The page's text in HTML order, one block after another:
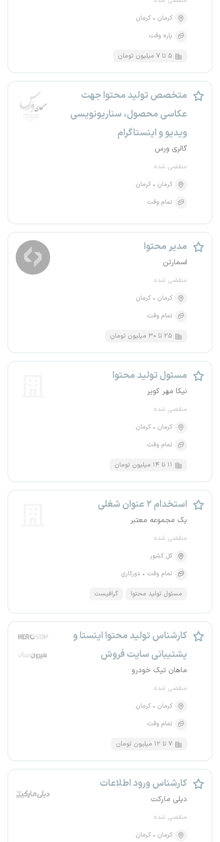
کرمان
کرمان
پاره وقت
۵ تا ۷ میلیون تومان
متخصص تولید محتوا جهت
عکاسی محصول، سناریونویسی
ویدیو و اینستاگرام
گالری ورس
منقضی شده
کرمان
کرمان
تمام وقت
مدیر محتوا
اسمارتن
منقضی شده
کرمان
کرمان
تمام وقت
۲۵ تا ۳۰ میلیون تومان
مسئول تولید محتوا
نیکا مهر کویر
منقضی شده
کرمان
کرمان
تمام وقت
۱۱ تا ۱۴ میلیون تومان
استخدام ۲ عنوان شغلی
یک مجموعه معتبر
منقضی شده
کل کشور
تمام وقت
دورکاری
مسئول تولید محتوا گرافیست
کارشناس تولید محتوا اینستا و
پشتیبانی سایت فروش
ماهان تیک خودرو
منقضی شده
کرمان
کرمان
تمام وقت
۷ تا ۱۲ میلیون تومان
کارشناس ورود اطلاعات
دیلی مارکت
منقضی شده
کرمان
کرمان